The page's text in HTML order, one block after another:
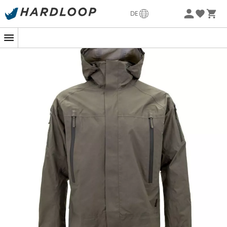
DE
Sommerangebote🔥 -5% EXTRA ab 2 Produkten* Code
Für diejenigen, die epische Abenteuer lieben, ist die
CarinthiaIhr idealer Begleiter, um den
Launen von Mutter Natur zu trotzen. Egal, ob Sie eine
Wanderung in den Alpen unternehmen oder im
strömenden Regen unterwegs sind, dieseRegenjacke
für Herren hält Sie trocken und komfortabel.
GORE-TEX-Technologie
bietet diese Jacke
von Carinthia einen unvergleichlichen
Wasserschutz
und bleibt dabei
. Schluss mit dem
Sauna-Effekt! Sie bleiben warm und trocken, ohne stark
zu schwitzen. Diethermoverschweißten Nähte
wasserdichte Reißverschluss
bieten zusätzlichen
Schutz gegen Feuchtigkeit.